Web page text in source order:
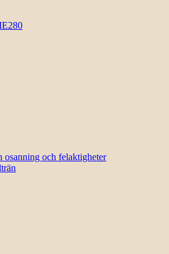
osanning och felaktigheter